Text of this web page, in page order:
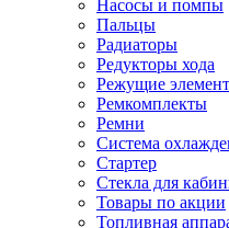
Насосы и помпы
Пальцы
Радиаторы
Редукторы хода
Режущие
Ремкомплекты
Ремни
Система
Стартер
Стекла для
Товары по акции
Топливная